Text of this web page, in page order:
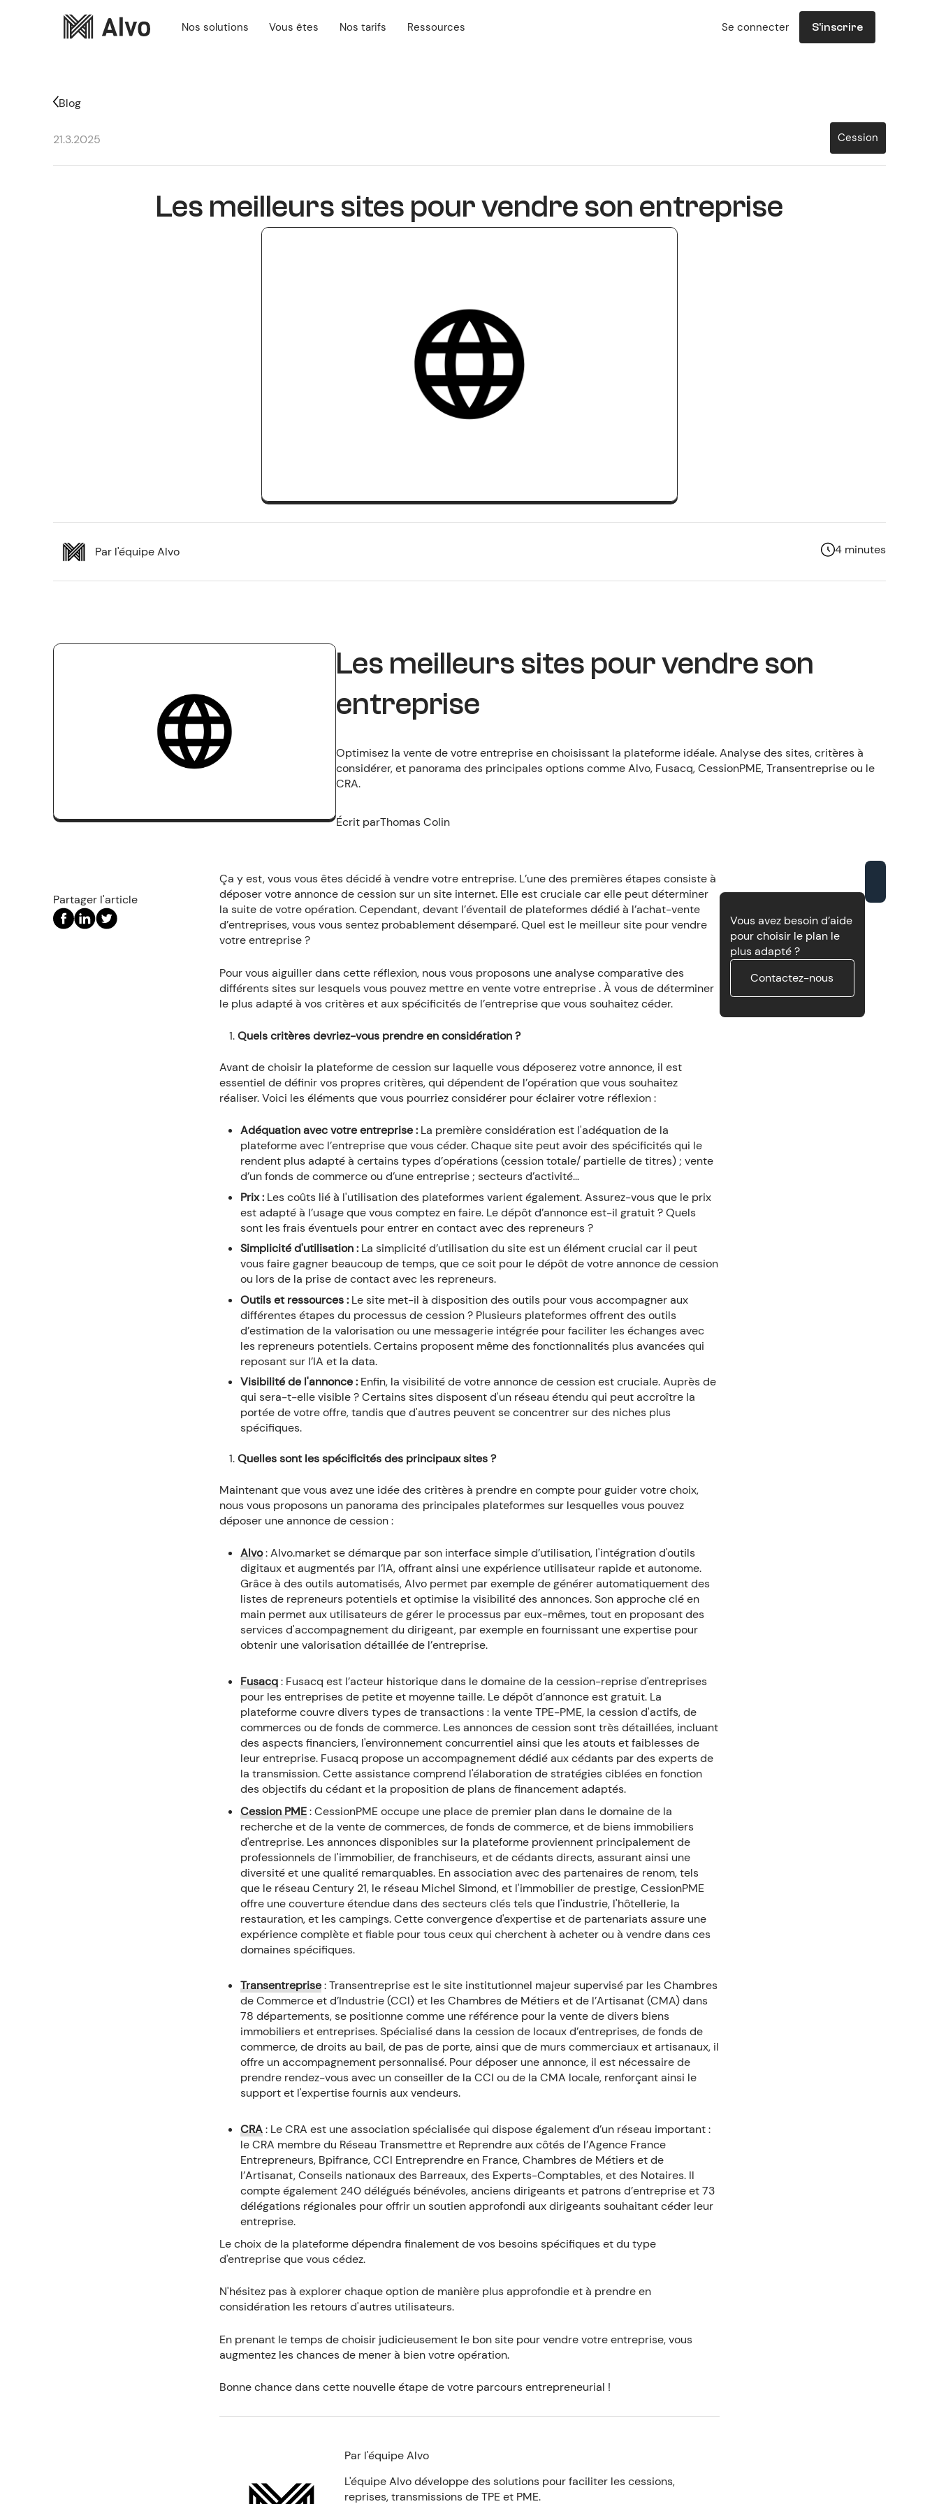
Nos solutions Vous êtes Nos tarifs Ressources Se connecter S'inscrire
Blog
21.3.2025 Cession
Les meilleurs sites pour vendre son entreprise
Par l'équipe Alvo 4 minutes
Les meilleurs sites pour vendre son
entreprise
Optimisez la vente de votre entreprise en choisissant la plateforme idéale. Analyse des sites, critères à
considérer, et panorama des principales options comme Alvo, Fusacq, CessionPME, Transentreprise ou le
CRA.
Écrit parThomas Colin
Partager l'article
Ça y est, vous vous êtes décidé à vendre votre entreprise. L’une des premières étapes consiste à
déposer votre annonce de cession sur un site internet. Elle est cruciale car elle peut déterminer
la suite de votre opération. Cependant, devant l’éventail de plateformes dédié à l’achat-vente
d’entreprises, vous vous sentez probablement désemparé. Quel est le meilleur site pour vendre
votre entreprise ?
Pour vous aiguiller dans cette réflexion, nous vous proposons une analyse comparative des
différents sites sur lesquels vous pouvez mettre en vente votre entreprise . À vous de déterminer
le plus adapté à vos critères et aux spécificités de l’entreprise que vous souhaitez céder.
Quels critères devriez-vous prendre en considération ?
Avant de choisir la plateforme de cession sur laquelle vous déposerez votre annonce, il est
essentiel de définir vos propres critères, qui dépendent de l’opération que vous souhaitez
réaliser. Voici les éléments que vous pourriez considérer pour éclairer votre réflexion :
Adéquation avec votre entreprise : La première considération est l'adéquation de la
plateforme avec l’entreprise que vous céder. Chaque site peut avoir des spécificités qui le
rendent plus adapté à certains types d’opérations (cession totale/ partielle de titres) ; vente
d’un fonds de commerce ou d’une entreprise ; secteurs d’activité…
Prix : Les coûts lié à l'utilisation des plateformes varient également. Assurez-vous que le prix
est adapté à l’usage que vous comptez en faire. Le dépôt d’annonce est-il gratuit ? Quels
sont les frais éventuels pour entrer en contact avec des repreneurs ?
Simplicité d'utilisation : La simplicité d’utilisation du site est un élément crucial car il peut
vous faire gagner beaucoup de temps, que ce soit pour le dépôt de votre annonce de cession
ou lors de la prise de contact avec les repreneurs.
Outils et ressources : Le site met-il à disposition des outils pour vous accompagner aux
différentes étapes du processus de cession ? Plusieurs plateformes offrent des outils
d’estimation de la valorisation ou une messagerie intégrée pour faciliter les échanges avec
les repreneurs potentiels. Certains proposent même des fonctionnalités plus avancées qui
reposant sur l’IA et la data.
Visibilité de l'annonce : Enfin, la visibilité de votre annonce de cession est cruciale. Auprès de
qui sera-t-elle visible ? Certains sites disposent d'un réseau étendu qui peut accroître la
portée de votre offre, tandis que d'autres peuvent se concentrer sur des niches plus
spécifiques.
Quelles sont les spécificités des principaux sites ?
Maintenant que vous avez une idée des critères à prendre en compte pour guider votre choix,
nous vous proposons un panorama des principales plateformes sur lesquelles vous pouvez
déposer une annonce de cession :
Alvo: Alvo.market se démarque par son interface simple d’utilisation, l'intégration d'outils
digitaux et augmentés par l’IA, offrant ainsi une expérience utilisateur rapide et autonome.
Grâce à des outils automatisés, Alvo permet par exemple de générer automatiquement des
listes de repreneurs potentiels et optimise la visibilité des annonces. Son approche clé en
main permet aux utilisateurs de gérer le processus par eux-mêmes, tout en proposant des
services d'accompagnement du dirigeant, par exemple en fournissant une expertise pour
obtenir une valorisation détaillée de l’entreprise.
Fusacq: Fusacq est l’acteur historique dans le domaine de la cession-reprise d'entreprises
pour les entreprises de petite et moyenne taille. Le dépôt d’annonce est gratuit. La
plateforme couvre divers types de transactions : la vente TPE-PME, la cession d'actifs, de
commerces ou de fonds de commerce. Les annonces de cession sont très détaillées, incluant
des aspects financiers, l'environnement concurrentiel ainsi que les atouts et faiblesses de
leur entreprise. Fusacq propose un accompagnement dédié aux cédants par des experts de
la transmission. Cette assistance comprend l'élaboration de stratégies ciblées en fonction
des objectifs du cédant et la proposition de plans de financement adaptés.
Cession PME: CessionPME occupe une place de premier plan dans le domaine de la
recherche et de la vente de commerces, de fonds de commerce, et de biens immobiliers
d'entreprise. Les annonces disponibles sur la plateforme proviennent principalement de
professionnels de l'immobilier, de franchiseurs, et de cédants directs, assurant ainsi une
diversité et une qualité remarquables. En association avec des partenaires de renom, tels
que le réseau Century 21, le réseau Michel Simond, et l'immobilier de prestige, CessionPME
offre une couverture étendue dans des secteurs clés tels que l'industrie, l'hôtellerie, la
restauration, et les campings. Cette convergence d'expertise et de partenariats assure une
expérience complète et fiable pour tous ceux qui cherchent à acheter ou à vendre dans ces
domaines spécifiques.
Transentreprise: Transentreprise est le site institutionnel majeur supervisé par les Chambres
de Commerce et d’Industrie (CCI) et les Chambres de Métiers et de l’Artisanat (CMA) dans
78 départements, se positionne comme une référence pour la vente de divers biens
immobiliers et entreprises. Spécialisé dans la cession de locaux d’entreprises, de fonds de
commerce, de droits au bail, de pas de porte, ainsi que de murs commerciaux et artisanaux, il
offre un accompagnement personnalisé. Pour déposer une annonce, il est nécessaire de
prendre rendez-vous avec un conseiller de la CCI ou de la CMA locale, renforçant ainsi le
support et l'expertise fournis aux vendeurs.
CRA: Le CRA est une association spécialisée qui dispose également d’un réseau important :
le CRA membre du Réseau Transmettre et Reprendre aux côtés de l’Agence France
Entrepreneurs, Bpifrance, CCI Entreprendre en France, Chambres de Métiers et de
l’Artisanat, Conseils nationaux des Barreaux, des Experts-Comptables, et des Notaires. Il
compte également 240 délégués bénévoles, anciens dirigeants et patrons d’entreprise et 73
délégations régionales pour offrir un soutien approfondi aux dirigeants souhaitant céder leur
entreprise.
Le choix de la plateforme dépendra finalement de vos besoins spécifiques et du type
d'entreprise que vous cédez.
N'hésitez pas à explorer chaque option de manière plus approfondie et à prendre en
considération les retours d'autres utilisateurs.
En prenant le temps de choisir judicieusement le bon site pour vendre votre entreprise, vous
augmentez les chances de mener à bien votre opération.
Bonne chance dans cette nouvelle étape de votre parcours entrepreneurial !
Par l'équipe Alvo
L'équipe Alvo développe des solutions pour faciliter les cessions,
reprises, transmissions de TPE et PME.
Vous avez besoin d’aide
pour choisir le plan le
plus adapté ?
Contactez-nous